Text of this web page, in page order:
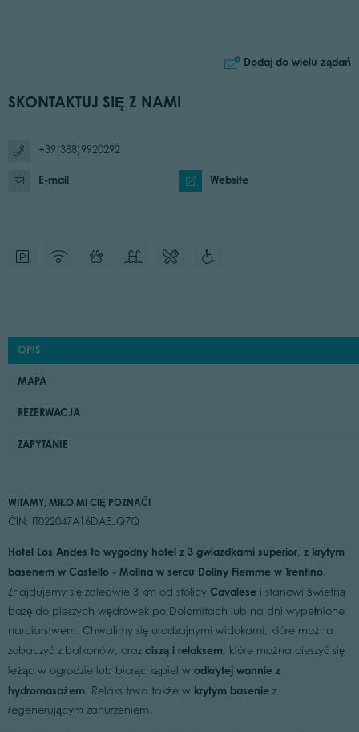
Dodaj do wielu żądań
SKONTAKTUJ SIĘ Z NAMI
+39(388)9920292
E-mail Website
OPIS
MAPA
REZERWACJA
ZAPYTANIE
WITAMY, MIŁO MI CIĘ POZNAĆ!
CIN: IT022047A16DAEJQ7Q
Hotel Los Andes to wygodny hotel z 3 gwiazdkami superior, z krytym
basenem w Castello - Molina w sercu Doliny Fiemme w Trentino.
Znajdujemy się zaledwie 3 km od stolicy Cavalesei stanowi świetną
bazę do pieszych wędrówek po Dolomitach lub na dni wypełnione
narciarstwem. Chwalimy się urodzajnymi widokami, które można
zobaczyć z balkonów, oraz ciszą i relaksem , które można cieszyć się
leżąc w ogrodzie lub biorąc kąpiel w odkrytej wannie z
hydromasażem . Relaks trwa także w krytym baseniez
regenerującym zanurzeniem.